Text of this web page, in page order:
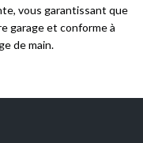
vous garantissant que
garage et conforme à
de main.